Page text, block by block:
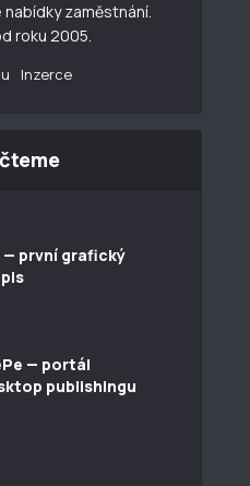
zaměstnání.
roku 2005.
Inzerce
— první grafický
— portál
publishingu